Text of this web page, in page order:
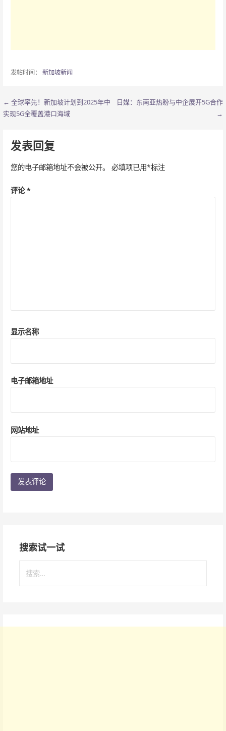
发帖时间： 新加坡新闻
文
导
航
← 全球率先！新加坡计划到2025年中
实现5G全覆盖港口海域
日媒：东南亚热盼与中企展开5G合作
→
发表回复
您的电子邮箱地址不会被公开。 必填项已用*标注
评论*
显示名称
电子邮箱地址
网站地址
搜索试一试
索